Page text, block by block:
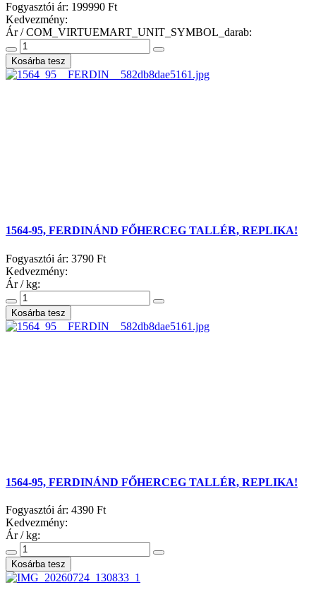
Fogyasztói ár: 199990 Ft
Kedvezmény:
Ár / COM_VIRTUEMART_UNIT_SYMBOL_darab:
1564-95, FERDINÁND FŐHERCEG TALLÉR, REPLIKA!
Fogyasztói ár: 3790 Ft
Kedvezmény:
Ár / kg:
1564-95, FERDINÁND FŐHERCEG TALLÉR, REPLIKA!
Fogyasztói ár: 4390 Ft
Kedvezmény:
Ár / kg: